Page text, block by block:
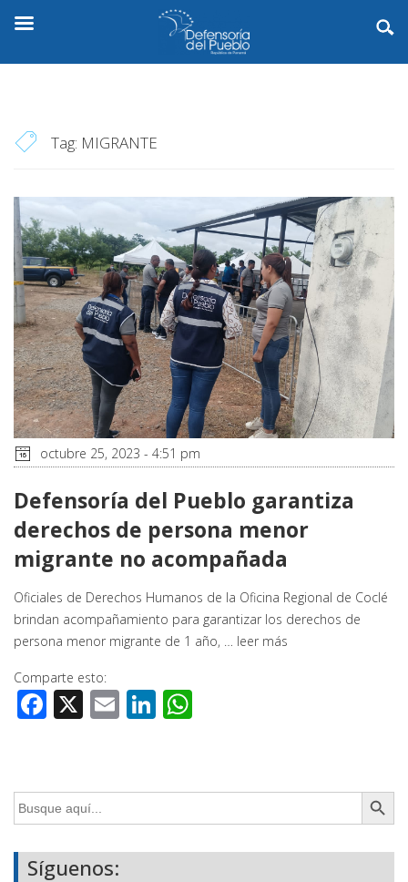
Tag: MIGRANTE
octubre 25, 2023 - 4:51 pm
Defensoría del Pueblo garantiza
derechos de persona menor
migrante no acompañada
Oficiales de Derechos Humanos de la Oficina Regional de Coclé
brindan acompañamiento para garantizar los derechos de
persona menor migrante de 1 año, … leer más
Comparte esto:
Facebook
X EmailLinkedIn
Buscar: Botón de
Síguenos: